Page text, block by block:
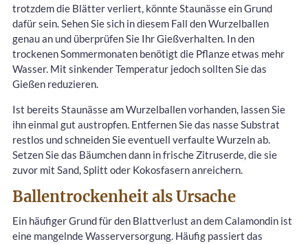
trotzdem die Blätter verliert, könnte Staunässe ein Grund
dafür sein. Sehen Sie sich in diesem Fall den Wurzelballen
genau an und überprüfen Sie Ihr Gießverhalten. In den
trockenen Sommermonaten benötigt die Pflanze etwas mehr
Wasser. Mit sinkender Temperatur jedoch sollten Sie das
Gießen reduzieren.
Ist bereits Staunässe am Wurzelballen vorhanden, lassen Sie
ihn einmal gut austropfen. Entfernen Sie das nasse Substrat
restlos und schneiden Sie eventuell verfaulte Wurzeln ab.
Setzen Sie das Bäumchen dann in frische Zitruserde, die sie
zuvor mit Sand, Splitt oder Kokosfasern anreichern.
Ballentrockenheit als Ursache
Ein häufiger Grund für den Blattverlust an dem Calamondin ist
eine mangelnde Wasserversorgung. Häufig passiert das